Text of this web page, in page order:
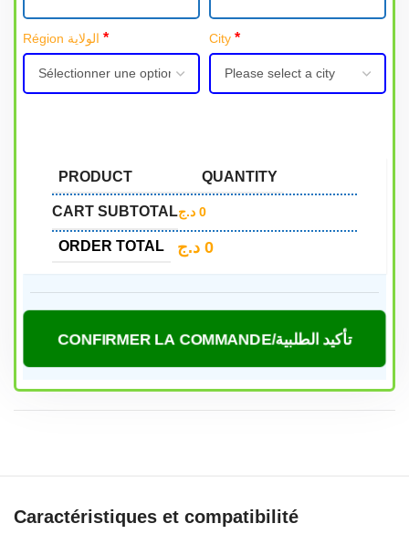
Région الولاية* City *
PRODUCT QUANTITY
CART SUBTOTAL 0 د.ج
ORDER TOTAL 0 د.ج
CONFIRMER LA COMMANDE/تأكيد الطلبية
Caractéristiques et compatibilité